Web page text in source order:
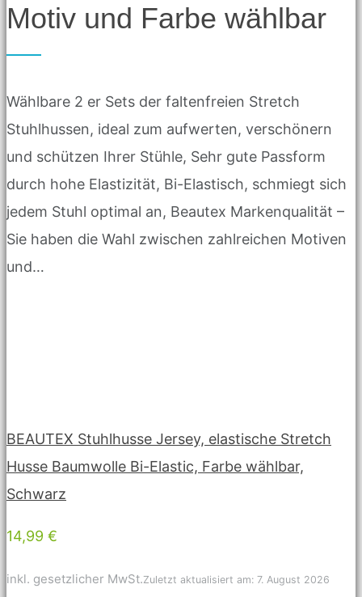
Motiv und Farbe wählbar
Wählbare 2 er Sets der faltenfreien Stretch
Stuhlhussen, ideal zum aufwerten, verschönern
und schützen Ihrer Stühle, Sehr gute Passform
durch hohe Elastizität, Bi-Elastisch, schmiegt sich
jedem Stuhl optimal an, Beautex Markenqualität –
Sie haben die Wahl zwischen zahlreichen Motiven
und…
BEAUTEX Stuhlhusse Jersey, elastische Stretch
Husse Baumwolle Bi-Elastic, Farbe wählbar,
Schwarz
14,99 €
inkl. gesetzlicher MwSt.Zuletzt aktualisiert am: 7. August 2026